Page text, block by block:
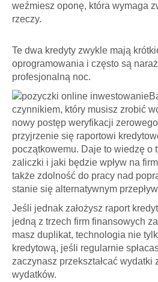
weźmiesz oponę, która wymaga
rzeczy.
Te dwa kredyty zwykle mają
oprogramowania i często są
profesjonalną noc.
czynnikiem, który musisz zrobić
nowy postęp weryfikacji
przyjrzenie się raportowi
początkowemu. Daje to wiedzę o
zaliczki i jaki będzie wpływ na
także zdolność do pracy nad
stanie się alternatywnym
Jeśli jednak założysz raport
jedną z trzech firm finansowych
masz duplikat, technologia nie
kredytową, jeśli regularnie
zaczynasz przekształcać wydatki
wydatków.